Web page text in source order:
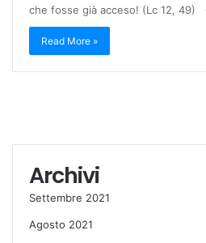
che fosse già acceso! (Lc 12, 49)
Read More »
Archivi
Settembre 2021
Agosto 2021